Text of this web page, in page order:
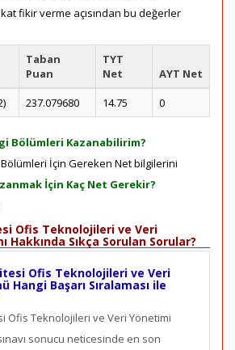
fikir verme açısından bu değerler
Taban
Puan
TYT
Net
AYT Net
237.079680 14.75 0
Bölümleri Kazanabilirim?
İçin Gereken Net bilgilerini
İçin Kaç Net Gerekir?
Ofis Teknolojileri ve Veri
Hakkında Sıkça Sorulan Sorular?
Ofis Teknolojileri ve Veri
Hangi Başarı Sıralaması ile
Ofis Teknolojileri ve Veri Yönetimi
sonucu neticesinde en son